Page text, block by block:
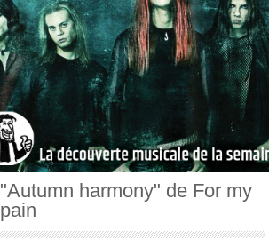
"Autumn harmony" de For my
pain